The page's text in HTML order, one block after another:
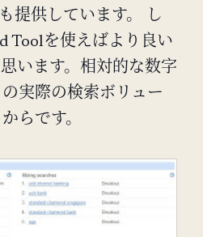
提供しています。 し
Toolを使えばより良い
います。相対的な数字
実際の検索ボリュー
らです。